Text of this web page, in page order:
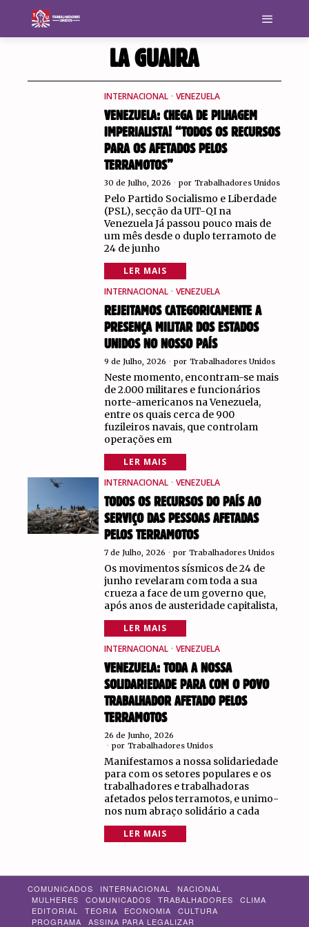
LA GUAIRA
INTERNACIONAL · VENEZUELA
VENEZUELA: CHEGA DE PILHAGEM
IMPERIALISTA! “TODOS OS RECURSOS
PARA OS AFETADOS PELOS
TERRAMOTOS”
30 de Julho, 2026 por Trabalhadores Unidos
Pelo Partido Socialismo e Liberdade
(PSL), secção da UIT-QI na
Venezuela Já passou pouco mais de
um mês desde o duplo terramoto de
24 de junho
LER MAIS
INTERNACIONAL · VENEZUELA
REJEITAMOS CATEGORICAMENTE A
PRESENÇA MILITAR DOS ESTADOS
UNIDOS NO NOSSO PAÍS
9 de Julho, 2026 por Trabalhadores Unidos
Neste momento, encontram-se mais
de 2.000 militares e funcionários
norte-americanos na Venezuela,
entre os quais cerca de 900
fuzileiros navais, que controlam
operações em
LER MAIS
INTERNACIONAL · VENEZUELA
TODOS OS RECURSOS DO PAÍS AO
SERVIÇO DAS PESSOAS AFETADAS
PELOS TERRAMOTOS
7 de Julho, 2026 por Trabalhadores Unidos
Os movimentos sísmicos de 24 de
junho revelaram com toda a sua
crueza a face de um governo que,
após anos de austeridade capitalista,
LER MAIS
INTERNACIONAL · VENEZUELA
VENEZUELA: TODA A NOSSA
SOLIDARIEDADE PARA COM O POVO
TRABALHADOR AFETADO PELOS
TERRAMOTOS
26 de Junho, 2026
por Trabalhadores Unidos
Manifestamos a nossa solidariedade
para com os setores populares e os
trabalhadores e trabalhadoras
afetados pelos terramotos, e unimo-
nos num abraço solidário a cada
LER MAIS
COMUNICADOS INTERNACIONAL
NACIONAL
MULHERES
COMUNICADOS TRABALHADORES
CLIMA
EDITORIAL
TEORIA ECONOMIA
CULTURA
PROGRAMA
ASSINA PARA LEGALIZAR